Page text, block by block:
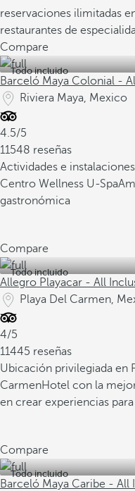
reservaciones ilimitadas
restaurantes de
Compare
Todo incluido
Barceló Maya Colonial -
Riviera Maya, Mexico
4.5/5
11548 reseñas
Actividades e
Centro Wellness U-Spa
gastronómica
Compare
Todo incluido
Allegro Playacar - All
Playa Del Carmen,
4/5
11445 reseñas
Ubicación privilegiada en
CarmenHotel con la
en crear experiencias
Compare
Todo incluido
Barceló Maya Caribe - All